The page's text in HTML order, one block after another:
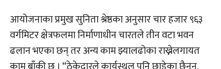
आयोजनाका प्रमुख सुनिता श्रेष्ठका अनुसार चार हजार ९६३
वर्गमिटर क्षेत्रफलमा निर्माणाधीन चारतले तीन वटा भवन
ढलान भएका छन् तर अन्य काम झ्यालढोका राख्नेलगायत